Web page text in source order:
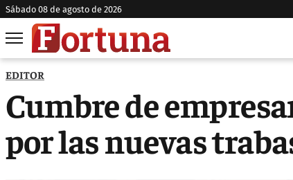
sábado 08 de agosto de 2026
EDITOR
Cumbre de
por las nuevas